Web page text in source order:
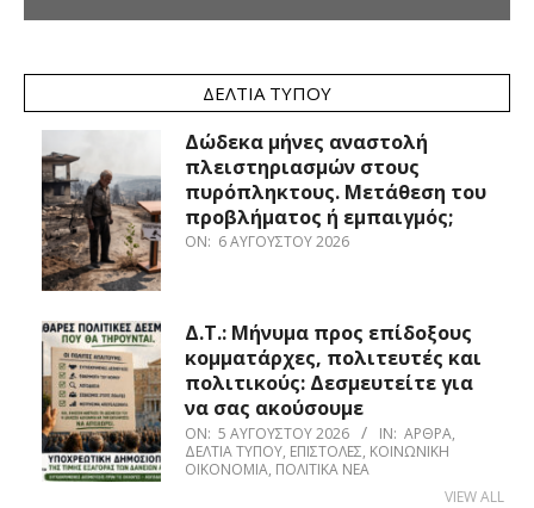
ΔΕΛΤΊΑ ΤΎΠΟΥ
Δώδεκα μήνες αναστολή
πλειστηριασμών στους
πυρόπληκτους. Μετάθεση του
προβλήματος ή εμπαιγμός;
ON: 6 ΑΥΓΟΎΣΤΟΥ 2026
Δ.Τ.: Μήνυμα προς επίδοξους
κομματάρχες, πολιτευτές και
πολιτικούς: Δεσμευτείτε για
να σας ακούσουμε
ON: 5 ΑΥΓΟΎΣΤΟΥ 2026 IN: ΆΡΘΡΑ,
ΔΕΛΤΊΑ ΤΎΠΟΥ, ΕΠΙΣΤΟΛΈΣ, ΚΟΙΝΩΝΙΚΉ
ΟΙΚΟΝΟΜΊΑ, ΠΟΛΙΤΙΚΆ ΝΈΑ
VIEW ALL